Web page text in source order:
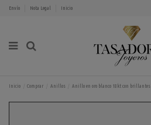
Envío Nota Legal Inicio
Inicio Comprar Anillos Anillo en oro blanco 18kt con brillantes